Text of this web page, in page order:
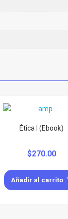
Ética I (Ebook)
$270.00
Añadir al carrito